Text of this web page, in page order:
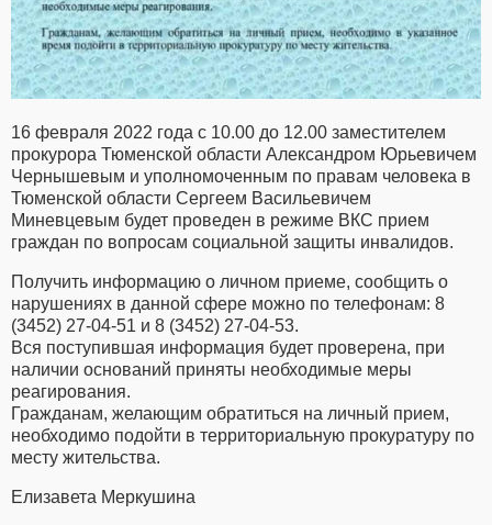
16 февраля 2022 года с 10.00 до 12.00 заместителем
прокурора Тюменской области Александром Юрьевичем
Чернышевым и уполномоченным по правам человека в
Тюменской области Сергеем Васильевичем
Миневцевым будет проведен в режиме ВКС прием
граждан по вопросам социальной защиты инвалидов.
Получить информацию о личном приеме, сообщить о
нарушениях в данной сфере можно по телефонам: 8
(3452) 27-04-51 и 8 (3452) 27-04-53.
Вся поступившая информация будет проверена, при
наличии оснований приняты необходимые меры
реагирования.
Гражданам, желающим обратиться на личный прием,
необходимо подойти в территориальную прокуратуру по
месту жительства.
Елизавета Меркушина